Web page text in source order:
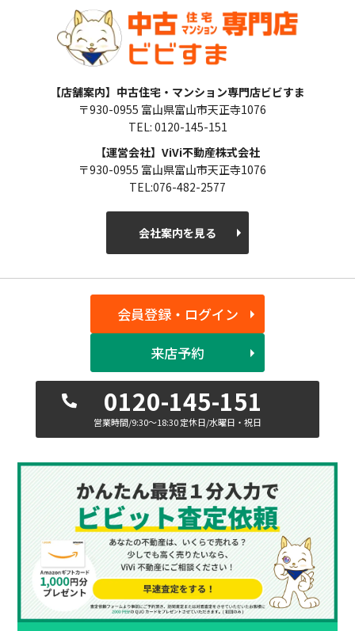
【店舗案内】中古住宅・マンション専門店ビビすま
〒930-0955 富山県富山市天正寺1076
TEL: 0120-145-151
【運営会社】ViVi不動産株式会社
〒930-0955 富山県富山市天正寺1076
TEL:076-482-2577
会社案内を見る
会員登録・ログイン
来店予約
0120-145-151
営業時間/9:30〜18:30 定休日/水曜日・祝日